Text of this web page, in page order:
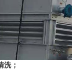
；